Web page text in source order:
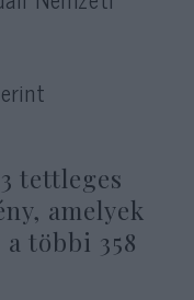
tettleges
amelyek
többi 358